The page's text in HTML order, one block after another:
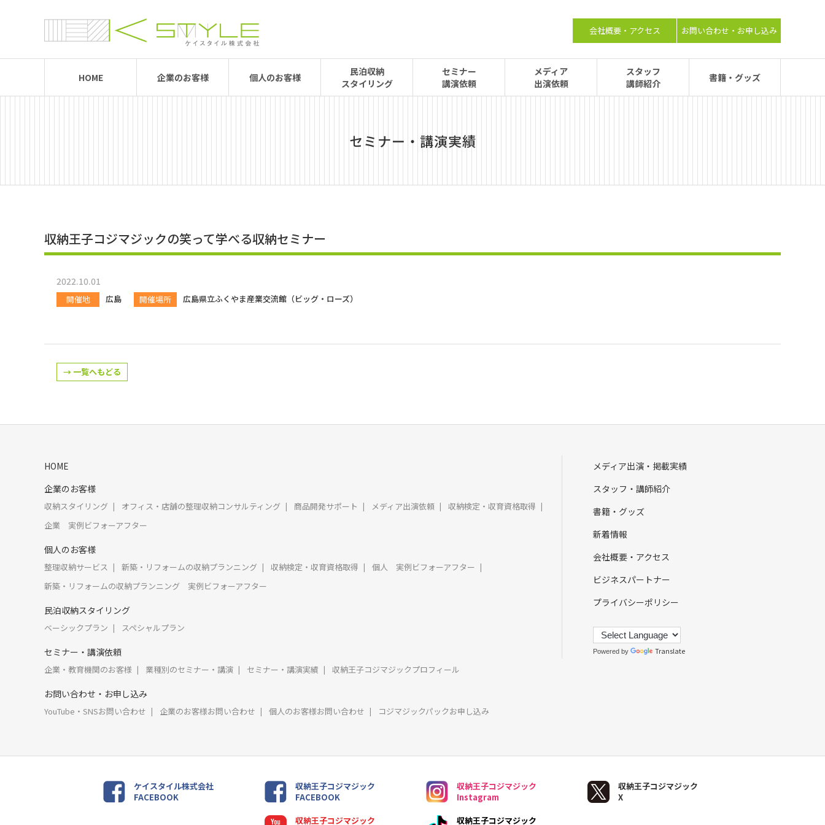
会社概要・アクセス お問い合わせ・お申し込み
HOME 企業のお客様 個人のお客様
民泊収納
スタイリング
セミナー
講演依頼
メディア
出演依頼
スタッフ
講師紹介
書籍・グッズ
セミナー・講演実績
収納王子コジマジックの笑って学べる収納セミナー
2022.10.01
開催地 広島 開催場所 広島県立ふくやま産業交流館（ビッグ・ローズ）
→ 一覧へもどる
HOME
企業のお客様
収納スタイリング オフィス・店舗の整理収納コンサルティング 商品開発サポート メディア出演依頼
収納検定・収育資格取得
企業 実例ビフォーアフター
個人のお客様
整理収納サービス 新築・リフォームの収納プランニング 収納検定・収育資格取得
個人 実例ビフォーアフター
新築・リフォームの収納プランニング 実例ビフォーアフター
民泊収納スタイリング
ベーシックプラン スペシャルプラン
セミナー・講演依頼
企業・教育機関のお客様 業種別のセミナー・講演 セミナー・講演実績 収納王子コジマジックプロフィール
お問い合わせ・お申し込み
YouTube・SNSお問い合わせ 企業のお客様お問い合わせ 個人のお客様お問い合わせ コジマジックパックお申し込み
メディア出演・掲載実績
スタッフ・講師紹介
書籍・グッズ
新着情報
会社概要・アクセス
ビジネスパートナー
プライバシーポリシー
Powered by Translate
ケイスタイル株式会社
FACEBOOK
収納王子コジマジック
FACEBOOK
収納王子コジマジック
Instagram
収納王子コジマジック
X
収納王子コジマジック
収納王子コジマジック